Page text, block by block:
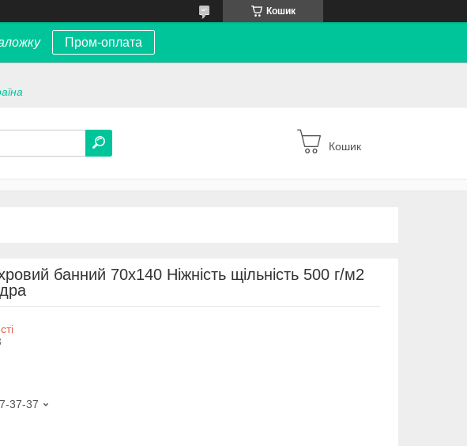
Кошик
Пром-оплата
Кошик
банний 70х140 Ніжність щільність 500 г/м2
37-37